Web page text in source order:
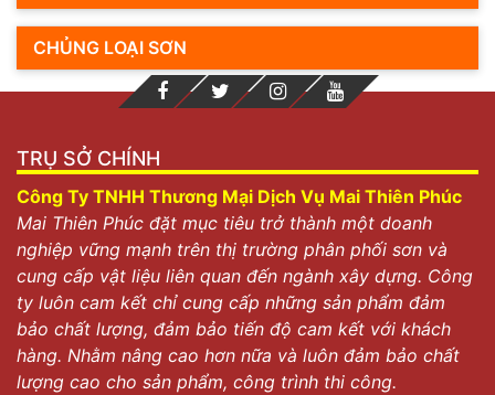
CHỦNG LOẠI SƠN
TRỤ SỞ CHÍNH
Công Ty TNHH Thương Mại Dịch Vụ Mai Thiên Phúc
Mai Thiên Phúc đặt mục tiêu trở thành một doanh
nghiệp vững mạnh trên thị trường phân phối sơn và
cung cấp vật liệu liên quan đến ngành xây dựng. Công
ty luôn cam kết chỉ cung cấp những sản phẩm đảm
bảo chất lượng, đảm bảo tiến độ cam kết với khách
hàng. Nhằm nâng cao hơn nữa và luôn đảm bảo chất
lượng cao cho sản phẩm, công trình thi công.